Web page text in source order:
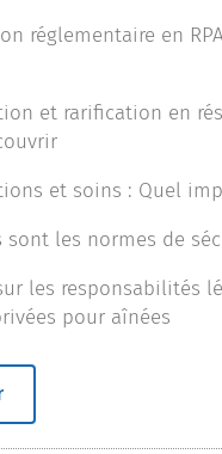
réglementaire en
et rarification en
et soins : Quel
sont les normes de
les responsabilités
pour aînées